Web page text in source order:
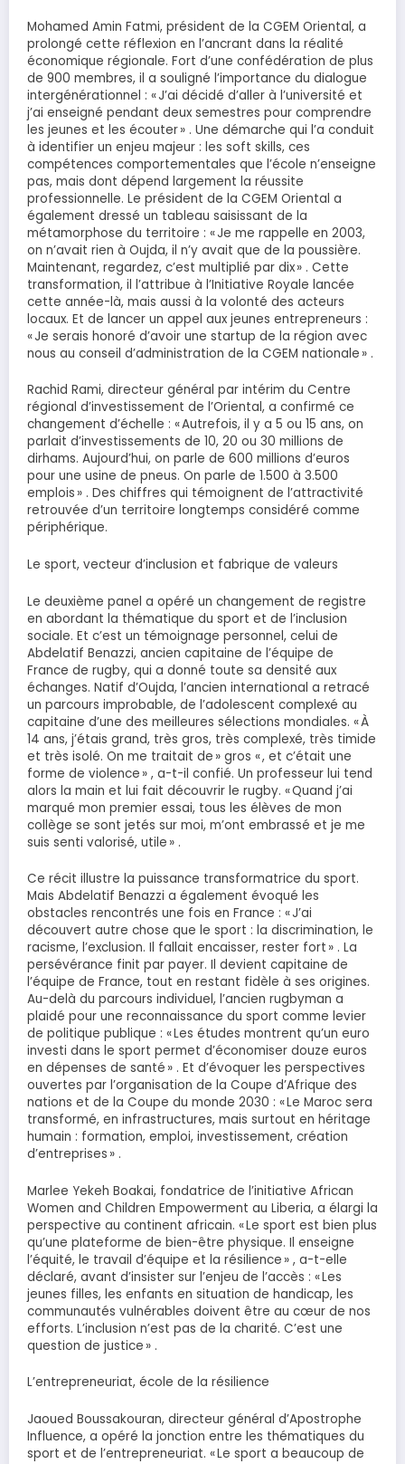
Mohamed Amin Fatmi, président de la CGEM Oriental, a
prolongé cette réflexion en l’ancrant dans la réalité
économique régionale. Fort d’une confédération de plus
de 900 membres, il a souligné l’importance du dialogue
intergénérationnel : « J’ai décidé d’aller à l’université et
j’ai enseigné pendant deux semestres pour comprendre
les jeunes et les écouter » . Une démarche qui l’a conduit
à identifier un enjeu majeur : les soft skills, ces
compétences comportementales que l’école n’enseigne
pas, mais dont dépend largement la réussite
professionnelle. Le président de la CGEM Oriental a
également dressé un tableau saisissant de la
métamorphose du territoire : « Je me rappelle en 2003,
on n’avait rien à Oujda, il n’y avait que de la poussière.
Maintenant, regardez, c’est multiplié par dix » . Cette
transformation, il l’attribue à l’Initiative Royale lancée
cette année-là, mais aussi à la volonté des acteurs
locaux. Et de lancer un appel aux jeunes entrepreneurs :
« Je serais honoré d’avoir une startup de la région avec
nous au conseil d’administration de la CGEM nationale » .
Rachid Rami, directeur général par intérim du Centre
régional d’investissement de l’Oriental, a confirmé ce
changement d’échelle : « Autrefois, il y a 5 ou 15 ans, on
parlait d’investissements de 10, 20 ou 30 millions de
dirhams. Aujourd’hui, on parle de 600 millions d’euros
pour une usine de pneus. On parle de 1.500 à 3.500
emplois » . Des chiffres qui témoignent de l’attractivité
retrouvée d’un territoire longtemps considéré comme
périphérique.
Le sport, vecteur d’inclusion et fabrique de valeurs
Le deuxième panel a opéré un changement de registre
en abordant la thématique du sport et de l’inclusion
sociale. Et c’est un témoignage personnel, celui de
Abdelatif Benazzi, ancien capitaine de l’équipe de
France de rugby, qui a donné toute sa densité aux
échanges. Natif d’Oujda, l’ancien international a retracé
un parcours improbable, de l’adolescent complexé au
capitaine d’une des meilleures sélections mondiales. « À
14 ans, j’étais grand, très gros, très complexé, très timide
et très isolé. On me traitait de » gros « , et c’était une
forme de violence » , a-t-il confié. Un professeur lui tend
alors la main et lui fait découvrir le rugby. « Quand j’ai
marqué mon premier essai, tous les élèves de mon
collège se sont jetés sur moi, m’ont embrassé et je me
suis senti valorisé, utile » .
Ce récit illustre la puissance transformatrice du sport.
Mais Abdelatif Benazzi a également évoqué les
obstacles rencontrés une fois en France : « J’ai
découvert autre chose que le sport : la discrimination, le
racisme, l’exclusion. Il fallait encaisser, rester fort » . La
persévérance finit par payer. Il devient capitaine de
l’équipe de France, tout en restant fidèle à ses origines.
Au-delà du parcours individuel, l’ancien rugbyman a
plaidé pour une reconnaissance du sport comme levier
de politique publique : « Les études montrent qu’un euro
investi dans le sport permet d’économiser douze euros
en dépenses de santé » . Et d’évoquer les perspectives
ouvertes par l’organisation de la Coupe d’Afrique des
nations et de la Coupe du monde 2030 : « Le Maroc sera
transformé, en infrastructures, mais surtout en héritage
humain : formation, emploi, investissement, création
d’entreprises » .
Marlee Yekeh Boakai, fondatrice de l’initiative African
Women and Children Empowerment au Liberia, a élargi la
perspective au continent africain. « Le sport est bien plus
qu’une plateforme de bien-être physique. Il enseigne
l’équité, le travail d’équipe et la résilience » , a-t-elle
déclaré, avant d’insister sur l’enjeu de l’accès : « Les
jeunes filles, les enfants en situation de handicap, les
communautés vulnérables doivent être au cœur de nos
efforts. L’inclusion n’est pas de la charité. C’est une
question de justice » .
L’entrepreneuriat, école de la résilience
Jaoued Boussakouran, directeur général d’Apostrophe
Influence, a opéré la jonction entre les thématiques du
sport et de l’entrepreneuriat. « Le sport a beaucoup de